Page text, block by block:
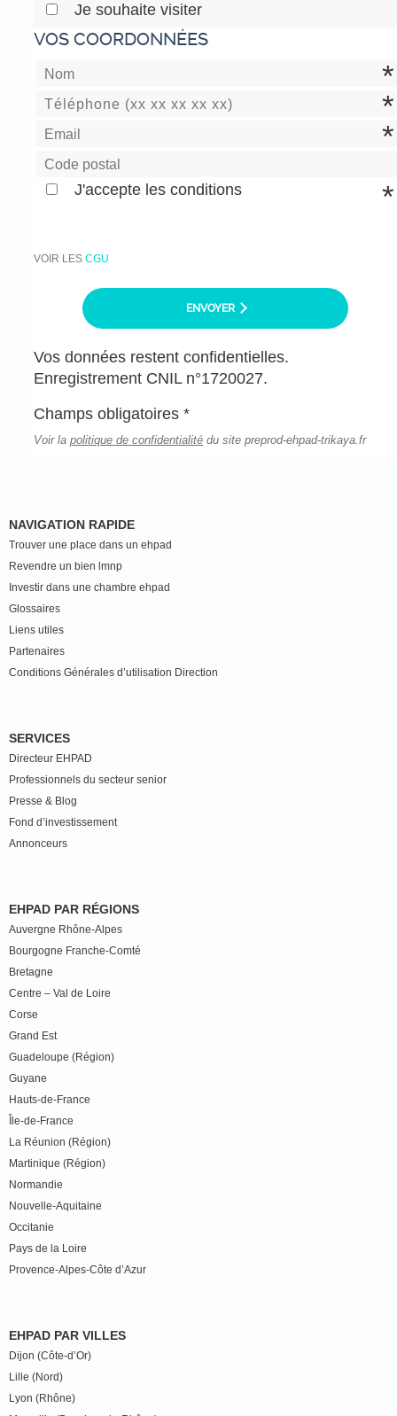
Je souhaite visiter
VOS COORDONNÉES
J'accepte les conditions
VOIR LES CGU
ENVOYER
Vos données restent confidentielles.
Enregistrement CNIL n°1720027.
Champs obligatoires *
Voir la politique de confidentialité du site preprod-ehpad-trikaya.fr
NAVIGATION RAPIDE
Trouver une place dans un ehpad
Revendre un bien lmnp
Investir dans une chambre ehpad
Glossaires
Liens utiles
Partenaires
Conditions Générales d’utilisation Direction
SERVICES
Directeur EHPAD
Professionnels du secteur senior
Presse & Blog
Fond d’investissement
Annonceurs
EHPAD PAR RÉGIONS
Auvergne Rhône-Alpes
Bourgogne Franche-Comté
Bretagne
Centre – Val de Loire
Corse
Grand Est
Guadeloupe (Région)
Guyane
Hauts-de-France
Île-de-France
La Réunion (Région)
Martinique (Région)
Normandie
Nouvelle-Aquitaine
Occitanie
Pays de la Loire
Provence-Alpes-Côte d’Azur
EHPAD PAR VILLES
Dijon (Côte-d’Or)
Lille (Nord)
Lyon (Rhône)